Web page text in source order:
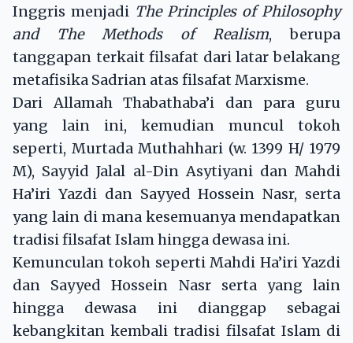
Inggris menjadi The Principles of Philosophy
and The Methods of Realism, berupa
tanggapan terkait filsafat dari latar belakang
metafisika Sadrian atas filsafat Marxisme.
Dari Allamah Thabathaba’i dan para guru
yang lain ini, kemudian muncul tokoh
seperti, Murtada Muthahhari (w. 1399 H/ 1979
M), Sayyid Jalal al-Din Asytiyani dan Mahdi
Ha’iri Yazdi dan Sayyed Hossein Nasr, serta
yang lain di mana kesemuanya mendapatkan
tradisi filsafat Islam hingga dewasa ini.
Kemunculan tokoh seperti Mahdi Ha’iri Yazdi
dan Sayyed Hossein Nasr serta yang lain
hingga dewasa ini dianggap sebagai
kebangkitan kembali tradisi filsafat Islam di